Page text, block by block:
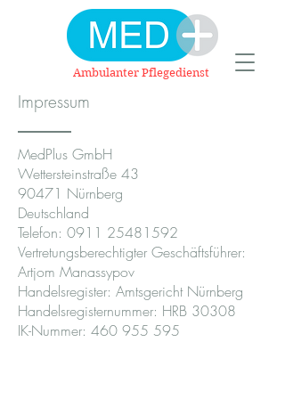
Ambulanter Pflegedienst
Impressum
MedPlus GmbH
Wettersteinstraße 43
90471 Nürnberg
Deutschland
Telefon: 0911 25481592
Vertretungsberechtigter Geschäftsführer:
Artjom Manassypov
Handelsregister: Amtsgericht Nürnberg
Handelsregisternummer: HRB 30308
IK-Nummer: 460 955 595